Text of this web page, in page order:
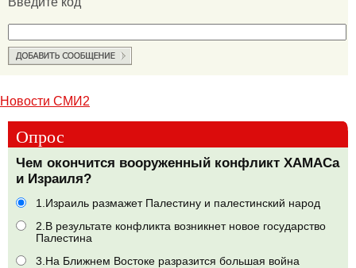
Новости СМИ2
Опрос
Чем окончится вооруженный конфликт ХАМАСа
и Израиля?
1.Израиль размажет Палестину и палестинский народ
2.В результате конфликта возникнет новое государство
Палестина
3.На Ближнем Востоке разразится большая война